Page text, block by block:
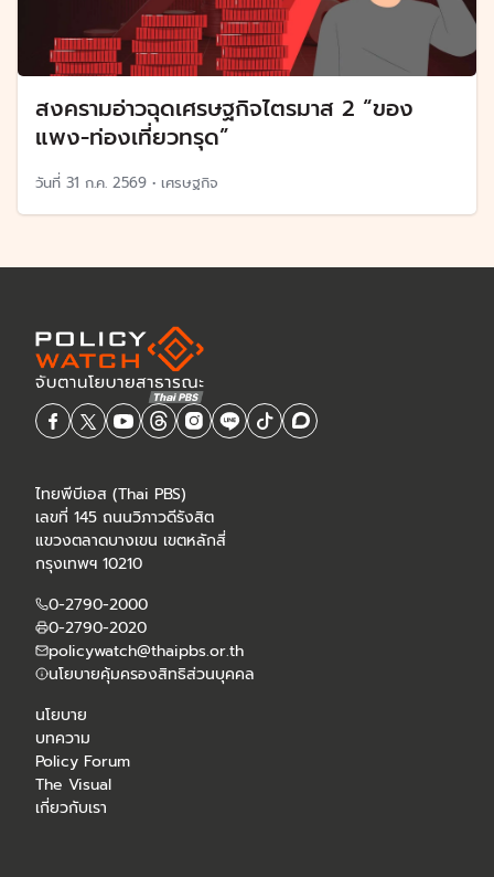
สงครามอ่าวฉุดเศรษฐกิจไตรมาส 2 “ของ
แพง-ท่องเที่ยวทรุด”
วันที่ 31 ก.ค. 2569 • เศรษฐกิจ
ไทยพีบีเอส (Thai PBS)
เลขที่ 145 ถนนวิภาวดีรังสิต
แขวงตลาดบางเขน เขตหลักสี่
กรุงเทพฯ 10210
0-2790-2000
0-2790-2020
policywatch@thaipbs.or.th
นโยบายคุ้มครองสิทธิส่วนบุคคล
นโยบาย
บทความ
Policy Forum
The Visual
เกี่ยวกับเรา